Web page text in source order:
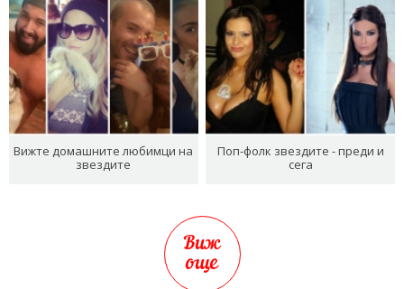
Вижте домашните любимци на
звездите
Поп-фолк звездите - преди и
сега
Виж
още